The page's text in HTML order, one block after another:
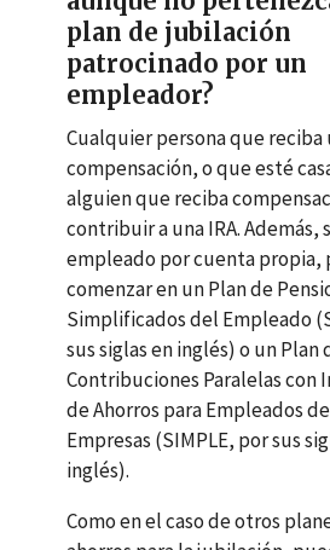
plan de jubilación
patrocinado por un
empleador?
Cualquier persona que reciba
compensación, o que esté
alguien que reciba
contribuir a unaIRA. Además,
empleado por cuenta propia,
comenzar en un Plan de
Simplificados del Empleado (
sus siglas en inglés) o un Plan
Contribuciones Paralelas con
de Ahorros para Empleados
Empresas (SIMPLE, por sus
inglés).
Como en el caso de otros